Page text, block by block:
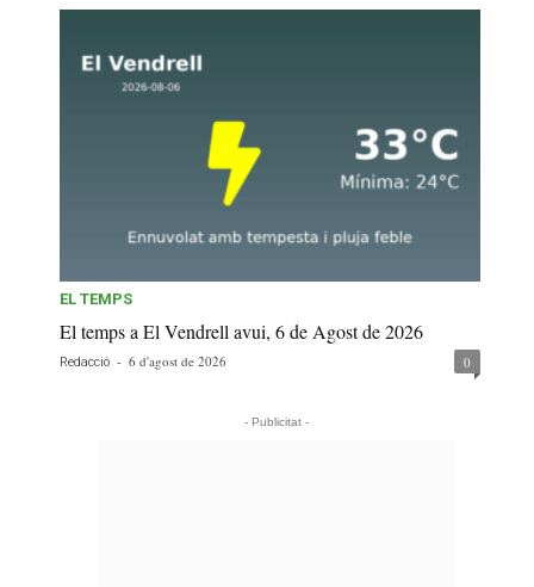
EL TEMPS
El temps a El Vendrell avui, 6 de Agost de 2026
Redacció - 6 d'agost de 2026 0
- Publicitat -